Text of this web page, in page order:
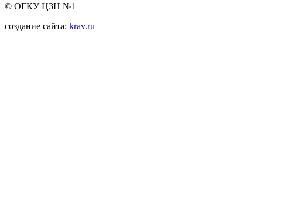
© ОГКУ ЦЗН №1
создание сайта: krav.ru